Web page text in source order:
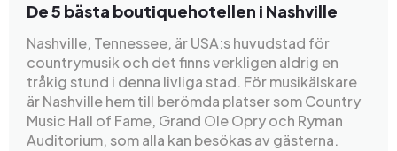
De 5 bästa boutiquehotellen i Nashville
Nashville, Tennessee, är USA:s huvudstad för
countrymusik och det finns verkligen aldrig en
tråkig stund i denna livliga stad. För musikälskare
är Nashville hem till berömda platser som Country
Music Hall of Fame, Grand Ole Opry och Ryman
Auditorium, som alla kan besökas av gästerna.